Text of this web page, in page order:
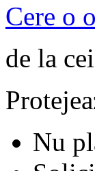
Cere o
de la
Nu